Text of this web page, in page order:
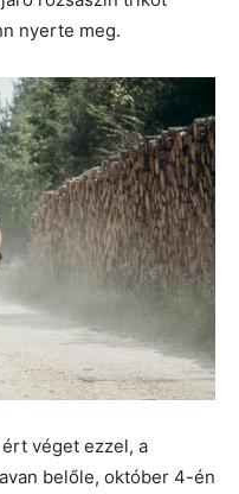
nyerte meg.
véget ezzel, a
belőle, október 4-én